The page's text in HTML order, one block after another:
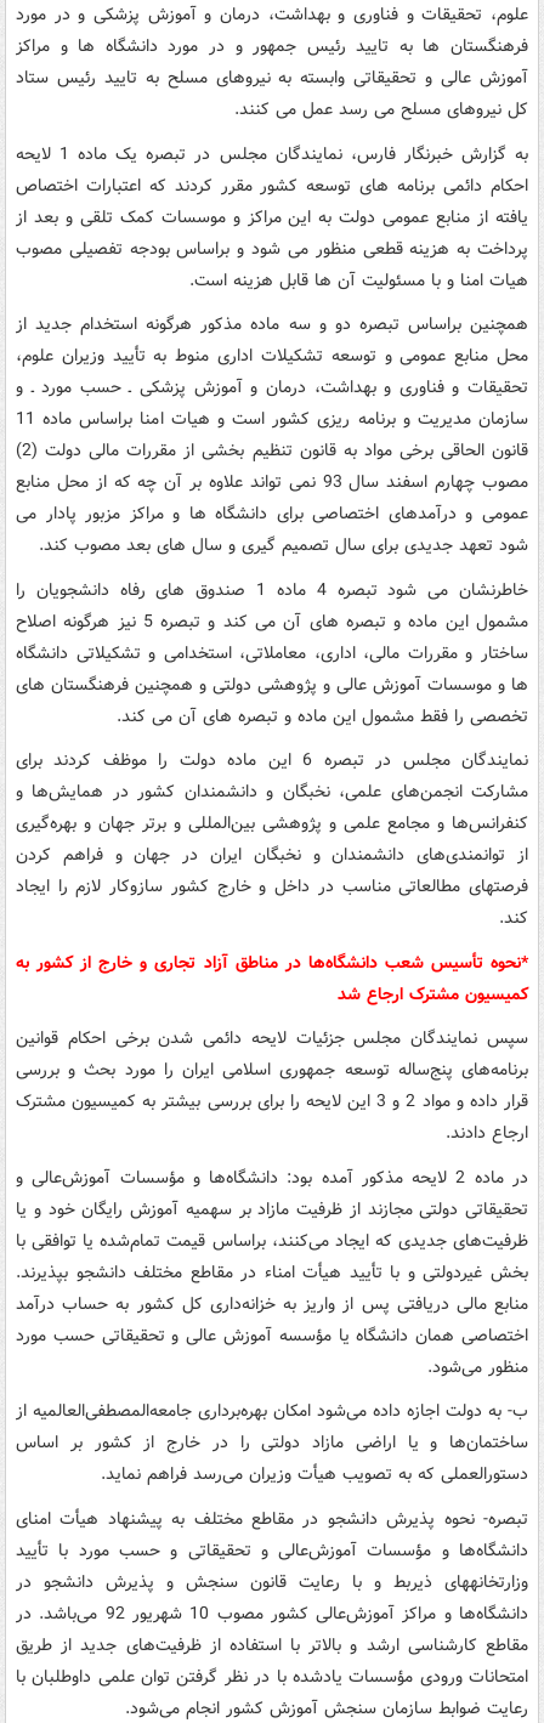
علوم، تحقیقات و فناوری و بهداشت، درمان و آموزش پزشکی و در مورد
فرهنگستان ها به تایید رئیس جمهور و در مورد دانشگاه ها و مراکز
آموزش عالی و تحقیقاتی وابسته به نیروهای مسلح به تایید رئیس ستاد
کل نیروهای مسلح می رسد عمل می کنند.
به گزارش خبرنگار فارس، نمایندگان مجلس در تبصره یک ماده 1 لایحه
احکام دائمی برنامه های توسعه کشور مقرر کردند که اعتبارات اختصاص
یافته از منابع عمومی دولت به این مراکز و موسسات کمک تلقی و بعد از
پرداخت به هزینه قطعی منظور می شود و براساس بودجه تفصیلی مصوب
هیات امنا و با مسئولیت آن ها قابل هزینه است.
همچنین براساس تبصره دو و سه ماده مذکور هرگونه استخدام جدید از
محل منابع عمومی و توسعه تشکیلات اداری منوط به تأیید وزیران علوم،
تحقیقات و فناوری و بهداشت، درمان و آموزش پزشکی ـ حسب مورد ـ و
سازمان مدیریت و برنامه ریزی کشور است و هیات امنا براساس ماده 11
قانون الحاقی برخی مواد به قانون تنظیم بخشی از مقررات مالی دولت (2)
مصوب چهارم اسفند سال 93 نمی تواند علاوه بر آن چه که از محل منابع
عمومی و درآمدهای اختصاصی برای دانشگاه ها و مراکز مزبور پادار می
شود تعهد جدیدی برای سال تصمیم گیری و سال های بعد مصوب کند.
خاطرنشان می شود تبصره 4 ماده 1 صندوق های رفاه دانشجویان را
مشمول این ماده و تبصره های آن می کند و تبصره 5 نیز هرگونه اصلاح
ساختار و مقررات مالی، اداری، معاملاتی، استخدامی و تشکیلاتی دانشگاه
ها و موسسات آموزش عالی و پژوهشی دولتی و همچنین فرهنگستان های
تخصصی را فقط مشمول این ماده و تبصره های آن می کند.
نمایندگان مجلس در تبصره 6 این ماده دولت را موظف کردند برای
مشارکت انجمن‌های علمی، نخبگان و دانشمندان کشور در همایش‌ها و
کنفرانس‌ها و مجامع علمی و پژوهشی بین‌المللی و برتر جهان و بهره‌گیری
از توانمندی‌های دانشمندان و نخبگان ایران در جهان و فراهم کردن
فرصتهای مطالعاتی مناسب در داخل و خارج کشور سازوکار لازم را ایجاد
کند.
*نحوه تأسیس شعب دانشگاه‌ها در مناطق آزاد تجاری و خارج از کشور به
کمیسیون مشترک ارجاع شد
سپس نمایندگان مجلس جزئیات لایحه دائمی شدن برخی احکام قوانین
برنامه‌های پنج‌ساله توسعه جمهوری اسلامی ایران را مورد بحث و بررسی
قرار داده و مواد 2 و 3 این لایحه را برای بررسی بیشتر به کمیسیون مشترک
ارجاع دادند.
در ماده 2 لایحه مذکور آمده بود: دانشگاه‌ها و مؤسسات آموزش‌‌عالی و
تحقیقاتی دولتی مجازند از ظرفیت مازاد بر سهمیه آموزش رایگان خود و یا
ظرفیت‌های جدیدی که ایجاد می‌کنند، براساس قیمت تمام‌شده یا توافقی با
بخش غیردولتی و با تأیید هیأت امناء در مقاطع مختلف دانشجو بپذیرند.
منابع مالی دریافتی پس از واریز به خزانه‌داری کل کشور به حساب درآمد
اختصاصی همان دانشگاه یا مؤسسه آموزش عالی و تحقیقاتی حسب مورد
منظور می‌شود.
ب- به دولت اجازه داده می‌شود امکان بهره‌برداری جامعه‌المصطفی‌العالمیه از
ساختمان‌ها و یا اراضی مازاد دولتی را در خارج از کشور بر اساس
دستورالعملی که به تصویب هیأت وزیران می‌رسد فراهم نماید.
تبصره- نحوه پذیرش دانشجو در مقاطع مختلف به پیشنهاد هیأت امنای
دانشگاه‌ها و مؤسسات آموزش‌‌عالی و تحقیقاتی و حسب مورد با تأیید
وزارتخانه‎های ذی‎ربط و با رعایت قانون سنجش و پذیرش دانشجو در
دانشگاه‌ها و مراکز آموزش‌‌عالی کشور مصوب 10 شهریور 92 می‌باشد. در
مقاطع کارشناسی ارشد و بالاتر با استفاده از ظرفیت‌های جدید از طریق
امتحانات ورودی مؤسسات یادشده با در نظر گرفتن توان علمی داوطلبان با
رعایت ضوابط سازمان سنجش آموزش کشور انجام می‌شود.